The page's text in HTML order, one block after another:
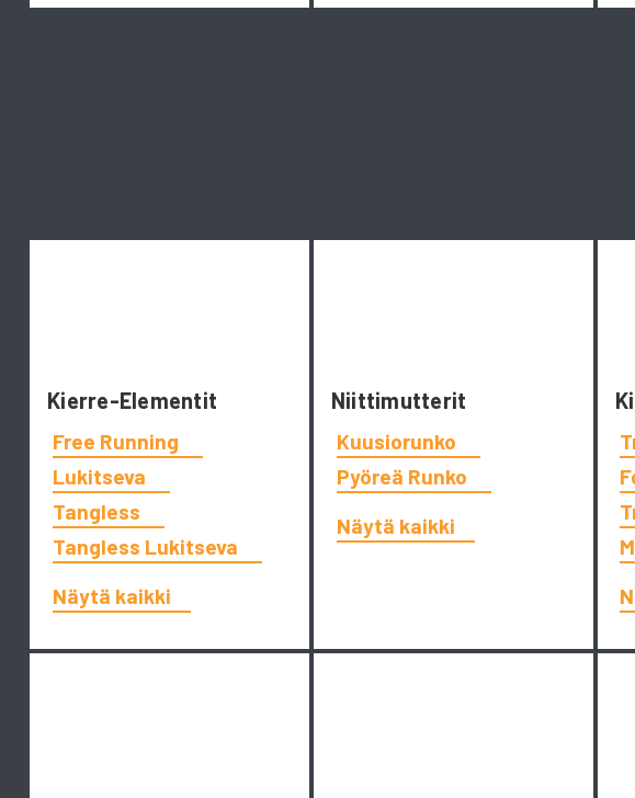
Kierre-Elementit
Free Running
Lukitseva
Tangless
Tangless Lukitseva
Näytä kaikki
Niittimutterit
Kuusiorunko
Pyöreä Runko
Näytä kaikki